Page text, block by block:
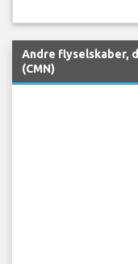
Andre flyselskaber,
(CMN)